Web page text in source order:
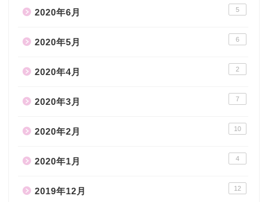
2020年6月 5
2020年5月 6
2020年4月 2
2020年3月 7
2020年2月 10
2020年1月 4
2019年12月 12